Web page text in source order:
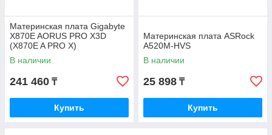
Материнская плата Gigabyte
X870E AORUS PRO X3D
(X870E A PRO X)
В наличии
241 460 ₸
Купить
Материнская плата ASRock
A520M-HVS
В наличии
25 898 ₸
Купить